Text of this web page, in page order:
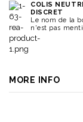
COLIS
DISCRET
Le nom de la
n'est pas
MORE INFO